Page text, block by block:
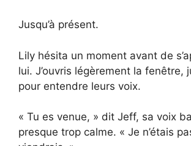
Jusqu’à présent.
Lily hésita un moment avant de
lui. J’ouvris légèrement la fenêtre,
pour entendre leurs voix.
« Tu es venue, » dit Jeff, sa voix
presque trop calme. « Je n’étais